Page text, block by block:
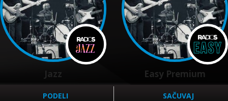
Jazz Easy Premium
PODELI SAČUVAJ